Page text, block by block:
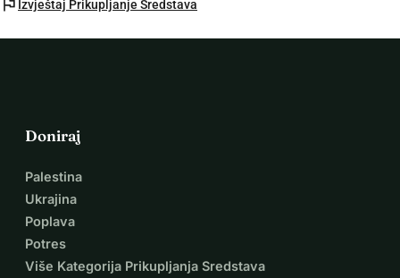
flag Izvještaj Prikupljanje Sredstava
Doniraj
Palestina
Ukrajina
Poplava
Potres
Više Kategorija Prikupljanja Sredstava